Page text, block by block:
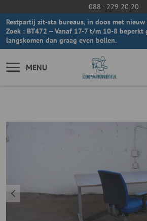
088 - 229 20 20
Restpartij zit-sta bureaus, in doos met
Zoek : BT472 -- Vanaf 17-7 t/m 10-8 beperkt
langskomen dan graag even bellen.
MENU